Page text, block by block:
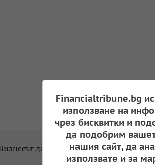
да не разчита на помощи
Financialtribune.bg
използване на
чрез бисквитки и
да подобрим
нашия сайт, да
използвате и за